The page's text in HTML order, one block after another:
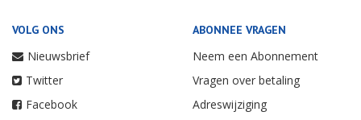
VOLG ONS
Nieuwsbrief
Twitter
Facebook
ABONNEE VRAGEN
Neem een Abonnement
Vragen over betaling
Adreswijziging